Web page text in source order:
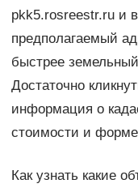
pkk5.rosreestr.ru и
предполагаемый
быстрее
Достаточно
информация о
стоимости и
Как узнать какие